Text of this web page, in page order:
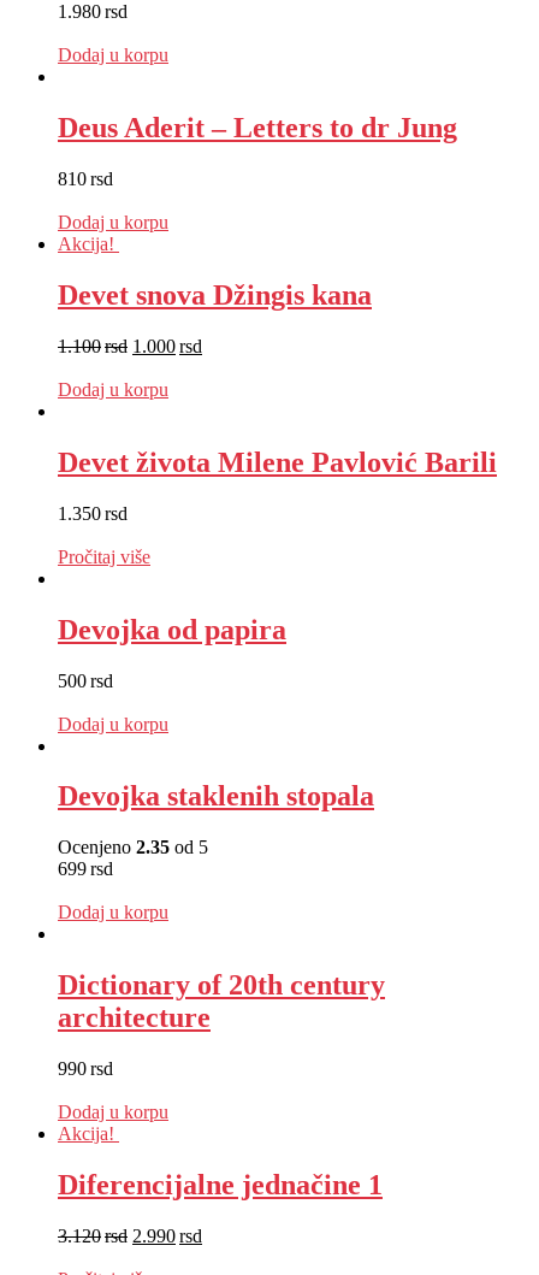
1.980rsd
Dodaj u korpu
Deus Aderit – Letters to dr Jung
810rsd
Dodaj u korpu
Akcija!
Devet snova Džingis kana
1.100rsd 1.000rsd
Dodaj u korpu
Devet života Milene Pavlović Barili
1.350rsd
Pročitaj više
Devojka od papira
500rsd
Dodaj u korpu
Devojka staklenih stopala
Ocenjeno 2.35 od 5
699rsd
Dodaj u korpu
Dictionary of 20th century
architecture
990rsd
Dodaj u korpu
Akcija!
Diferencijalne jednačine 1
3.120rsd 2.990rsd